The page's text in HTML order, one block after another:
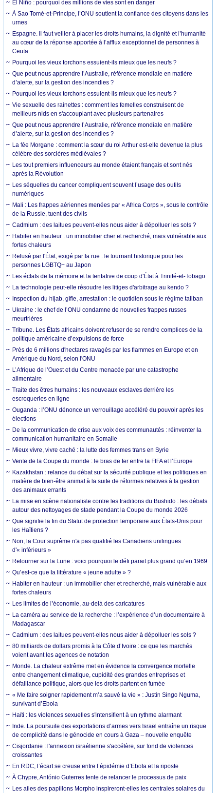
El Niño : pourquoi des millions de vies sont en danger
À Sao Tomé-et-Principe, l’ONU soutient la confiance des citoyens dans les
urnes
Espagne. Il faut veiller à placer les droits humains, la dignité et l’humanité
au cœur de la réponse apportée à l’afflux exceptionnel de personnes à
Ceuta
Pourquoi les vieux torchons essuient-ils mieux que les neufs ?
Que peut nous apprendre l’Australie, référence mondiale en matière
d’alerte, sur la gestion des incendies ?
Pourquoi les vieux torchons essuient-ils mieux que les neufs ?
Vie sexuelle des rainettes : comment les femelles construisent de
meilleurs nids en s'accouplant avec plusieurs partenaires
Que peut nous apprendre l’Australie, référence mondiale en matière
d’alerte, sur la gestion des incendies ?
La fée Morgane : comment la sœur du roi Arthur est-elle devenue la plus
célèbre des sorcières médiévales ?
Les tout premiers influenceurs au monde étaient français et sont nés
après la Révolution
Les séquelles du cancer compliquent souvent l’usage des outils
numériques
Mali : Les frappes aériennes menées par « Africa Corps », sous le contrôle
de la Russie, tuent des civils
Cadmium : des laitues peuvent-elles nous aider à dépolluer les sols ?
Habiter en hauteur : un immobilier cher et recherché, mais vulnérable aux
fortes chaleurs
Refusé par l'État, exigé par la rue : le tournant historique pour les
personnes LGBTQ+ au Japon
Les éclats de la mémoire et la tentative de coup d'État à Trinité-et-Tobago
La technologie peut-elle résoudre les litiges d'arbitrage au kendo ?
Inspection du hijab, gifle, arrestation : le quotidien sous le régime taliban
Ukraine : le chef de l’ONU condamne de nouvelles frappes russes
meurtrières
Tribune. Les États africains doivent refuser de se rendre complices de la
politique américaine d’expulsions de force
Près de 6 millions d'hectares ravagés par les flammes en Europe et en
Amérique du Nord, selon l'ONU
L’Afrique de l’Ouest et du Centre menacée par une catastrophe
alimentaire
Traite des êtres humains : les nouveaux esclaves derrière les
escroqueries en ligne
Ouganda : l’ONU dénonce un verrouillage accéléré du pouvoir après les
élections
De la communication de crise aux voix des communautés : réinventer la
communication humanitaire en Somalie
Mieux vivre, vivre caché : la lutte des femmes trans en Syrie
Vente de la Coupe du monde : le bras de fer entre la FIFA et l’Europe
Kazakhstan : relance du débat sur la sécurité publique et les politiques en
matière de bien-être animal à la suite de réformes relatives à la gestion
des animaux errants
La mise en scène nationaliste contre les traditions du Bushido : les débats
autour des nettoyages de stade pendant la Coupe du monde 2026
Que signifie la fin du Statut de protection temporaire aux États-Unis pour
les Haïtiens ?
Non, la Cour suprême n'a pas qualifié les Canadiens unilingues
d'« inférieurs »
Retourner sur la Lune : voici pourquoi le défi parait plus grand qu’en 1969
Qu’est-ce que la littérature « jeune adulte » ?
Habiter en hauteur : un immobilier cher et recherché, mais vulnérable aux
fortes chaleurs
Les limites de l’économie, au-delà des caricatures
La caméra au service de la recherche : l’expérience d’un documentaire à
Madagascar
Cadmium : des laitues peuvent-elles nous aider à dépolluer les sols ?
80 milliards de dollars promis à la Côte d’Ivoire : ce que les marchés
voient avant les agences de notation
Monde. La chaleur extrême met en évidence la convergence mortelle
entre changement climatique, cupidité des grandes entreprises et
défaillance politique, alors que les droits partent en fumée
« Me faire soigner rapidement m’a sauvé la vie » : Justin Singo Nguma,
survivant d’Ebola
Haïti : les violences sexuelles s'intensifient à un rythme alarmant
Inde. La poursuite des exportations d’armes vers Israël entraîne un risque
de complicité dans le génocide en cours à Gaza – nouvelle enquête
Cisjordanie : l'annexion israélienne s'accélère, sur fond de violences
croissantes
En RDC, l’écart se creuse entre l’épidémie d’Ebola et la riposte
À Chypre, António Guterres tente de relancer le processus de paix
Les ailes des papillons Morpho inspireront-elles les centrales solaires du